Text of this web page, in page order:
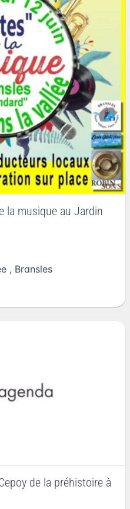
la musique au Jardin
, Bransles
de la préhistoire à